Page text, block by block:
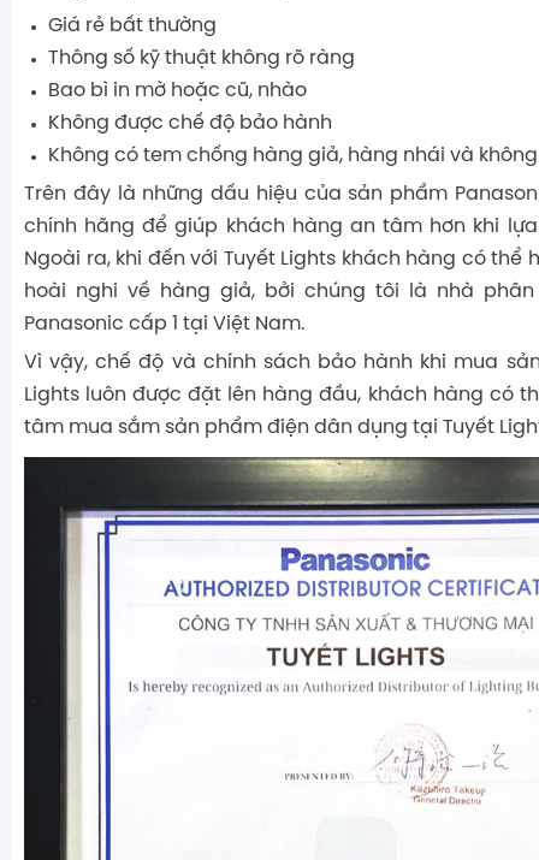
Giá rẻ bất thường
Thông số kỹ thuật không rõ ràng
Bao bì in mờ hoặc cũ, nhào
Không được chế độ bảo hành
Không có tem chống hàng giả, hàng nhái và
Trên đây là những dấu hiệu của sản phẩm
chính hãng để giúp khách hàng an tâm hơn khi
Ngoài ra, khi đến với Tuyết Lights khách hàng có thể
hoài nghi về hàng giả, bởi chúng tôi là nhà
Panasonic cấp 1 tại Việt Nam.
Vì vậy, chế độ và chính sách bảo hành khi mua
Lights luôn được đặt lên hàng đầu, khách hàng có
tâm mua sắm sản phẩm điện dân dụng tại Tuyết